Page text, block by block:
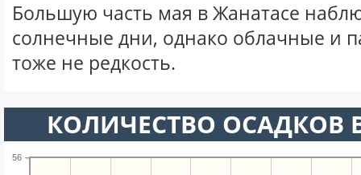
Большую часть мая в Жанатасе
солнечные дни, однако облачные и
тоже не редкость.
КОЛИЧЕСТВО ОСАДКОВ
56